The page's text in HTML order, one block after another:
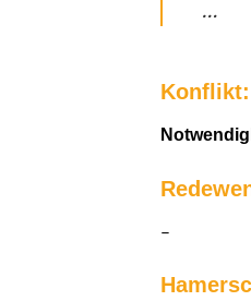
…
Konflikt:
–